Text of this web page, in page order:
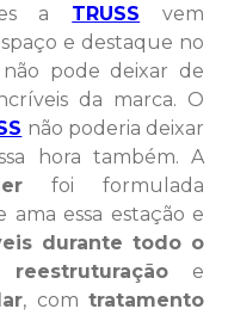
a TRUSS vem
e destaque no
pode deixar de
da marca. O
não poderia deixar
hora também. A
foi formulada
ama essa estação e
durante todo o
reestruturação e
, comtratamento